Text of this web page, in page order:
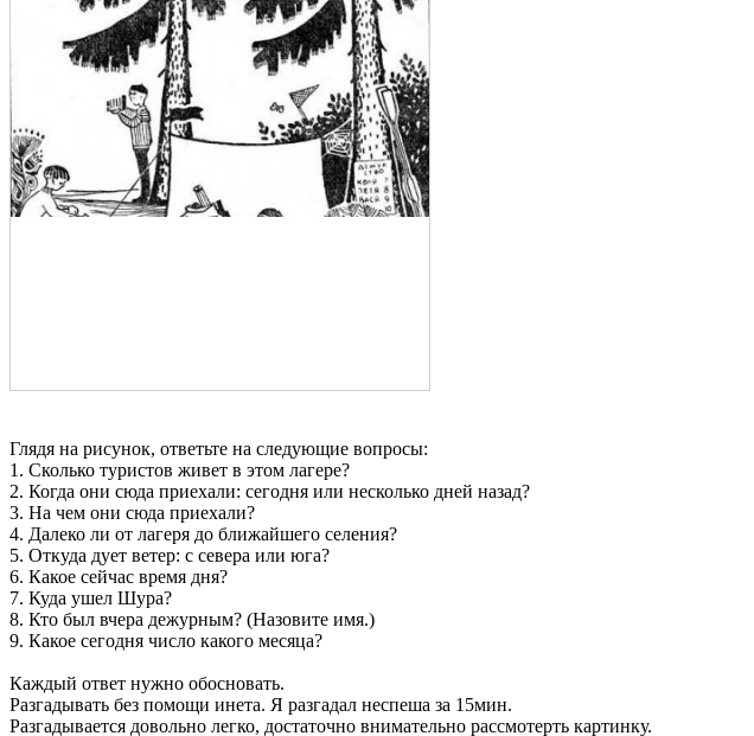
Глядя на рисунок, ответьте на следующие вопросы:
1. Сколько туристов живет в этом лагере?
2. Когда они сюда приехали: сегодня или несколько дней назад?
3. На чем они сюда приехали?
4. Далеко ли от лагеря до ближайшего селения?
5. Откуда дует ветер: с севера или юга?
6. Какое сейчас время дня?
7. Куда ушел Шура?
8. Кто был вчера дежурным? (Назовите имя.)
9. Какое сегодня число какого месяца?
Каждый ответ нужно обосновать.
Разгадывать без помощи инета. Я разгадал неспеша за 15мин.
Разгадывается довольно легко, достаточно внимательно рассмотерть картинку.